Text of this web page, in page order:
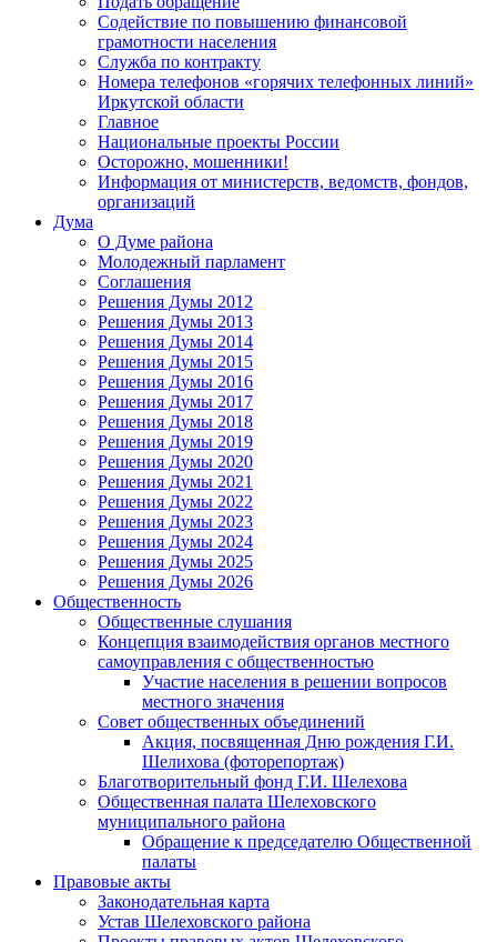
Содействие по повышению финансовой
грамотности населения
Служба по контракту
Номера телефонов «горячих телефонных линий»
Иркутской области
Главное
Национальные проекты России
Осторожно, мошенники!
Информация от министерств, ведомств, фондов,
организаций
Дума
О Думе района
Молодежный парламент
Соглашения
Решения Думы 2012
Решения Думы 2013
Решения Думы 2014
Решения Думы 2015
Решения Думы 2016
Решения Думы 2017
Решения Думы 2018
Решения Думы 2019
Решения Думы 2020
Решения Думы 2021
Решения Думы 2022
Решения Думы 2023
Решения Думы 2024
Решения Думы 2025
Решения Думы 2026
Общественность
Общественные слушания
Концепция взаимодействия органов местного
самоуправления с общественностью
Участие населения в решении вопросов
местного значения
Совет общественных объединений
Акция, посвященная Дню рождения Г.И.
Шелихова (фоторепортаж)
Благотворительный фонд Г.И. Шелехова
Общественная палата Шелеховского
муниципального района
Обращение к председателю Общественной
палаты
Правовые акты
Законодательная карта
Устав Шелеховского района